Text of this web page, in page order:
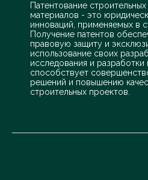
Патентование
материалов - это
инноваций, применяемых в
Получение патентов
правовую защиту и
использование своих
исследования и разработки
способствует
решений и повышению
строительных проектов.